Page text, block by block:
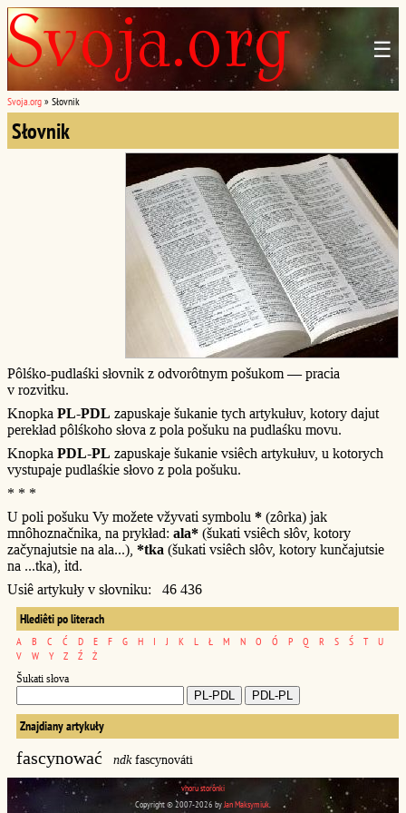
☰
Svoja.org » Słovnik
Słovnik
Pôlśko-pudlaśki słovnik z odvorôtnym pošukom — pracia
v rozvitku.
Knopka PL-PDL zapuskaje šukanie tych artykułuv, kotory dajut
perekład pôlśkoho słova z pola pošuku na pudlaśku movu.
Knopka PDL-PL zapuskaje šukanie vsiêch artykułuv, u kotorych
vystupaje pudlaśkie słovo z pola pošuku.
* * *
U poli pošuku Vy možete vžyvati symbolu * (zôrka) jak
mnôhoznačnika, na prykład: ala* (šukati vsiêch słôv, kotory
začynajutsie na ala...), *tka (šukati vsiêch słôv, kotory kunčajutsie
na ...tka), itd.
Usiê artykuły v słovniku: 46 436
Hlediêti po literach
A B C Ć D E F G H I J K L Ł M N O Ó P Q R S Ś T
U
V
W Y Z Ź Ż
Šukati słova
Znajdiany artykuły
fascynować ndkfascynováti
vhoru storônki
Copyright © 2007-2026 byJan Maksymiuk